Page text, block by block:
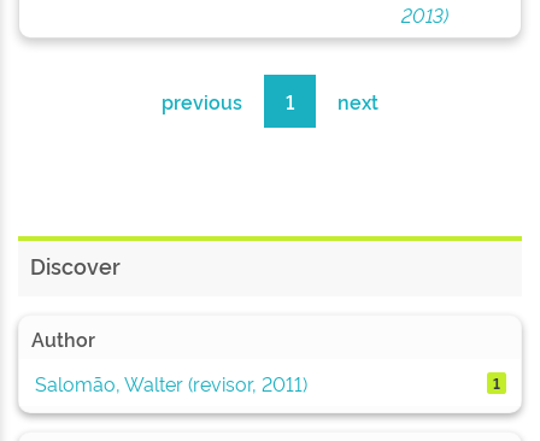
2013)
previous 1 next
Discover
Author
Salomão, Walter (revisor, 2011)
1